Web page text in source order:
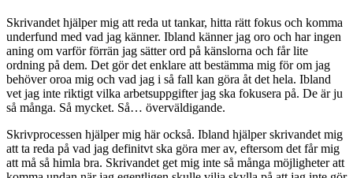
Skrivandet hjälper mig att reda ut tankar, hitta rätt fokus och komma
underfund med vad jag känner. Ibland känner jag oro och har ingen
aning om varför förrän jag sätter ord på känslorna och får lite
ordning på dem. Det gör det enklare att bestämma mig för om jag
behöver oroa mig och vad jag i så fall kan göra åt det hela. Ibland
vet jag inte riktigt vilka arbetsuppgifter jag ska fokusera på. De är ju
så många. Så mycket. Så… överväldigande.
Skrivprocessen hjälper mig här också. Ibland hjälper skrivandet mig
att ta reda på vad jag definitvt ska göra mer av, eftersom det får mig
att må så himla bra. Skrivandet get mig inte så många möjligheter att